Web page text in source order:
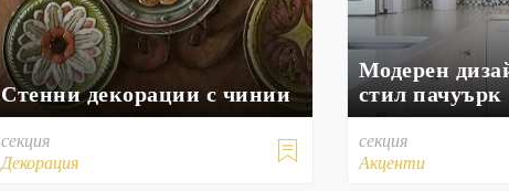
Стенни декорации с чинии

секция
Декорация
Модерен
стил пачуърк
секция
Акценти